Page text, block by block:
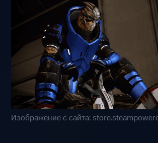
Изображение с сайта: